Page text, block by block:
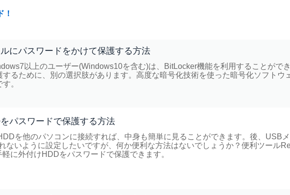
！
にパスワードをかけて保護する方法
以上のユーザー(Windows10を含む)は、BitLocker機能を利用することがで
るために、別の選択肢があります。高度な暗号化技術を使った暗号化ソフトウ
。
パスワードで保護する方法
を他のパソコンに接続すれば、中身も簡単に見ることができます。後、USB
ないように設定したいですが、何か便利な方法はないでしょうか？便利ツール
に外付けHDDをパスワードで保護できます。